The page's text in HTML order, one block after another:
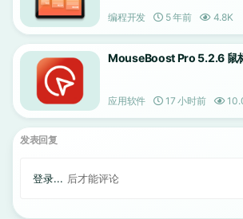
编程开发 5 年前 4.8K
MouseBoost Pro 5.2.6 鼠
应用软件 17 小时前
发表回复
登录... 后才能评论